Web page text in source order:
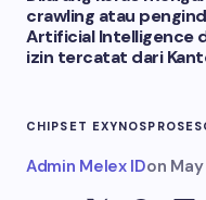
crawling atau
Artificial Intelligence
izin tercatat dari
CHIPSET EXYNOS
Admin Melex IDon